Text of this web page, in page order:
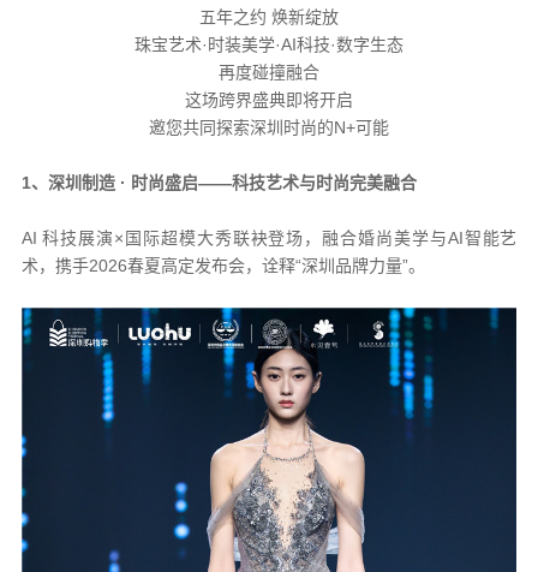
五年之约 焕新绽放
珠宝艺术·时装美学·AI科技·数字生态
再度碰撞融合
这场跨界盛典即将开启
邀您共同探索深圳时尚的N+可能
1、深圳制造 · 时尚盛启——科技艺术与时尚完美融合
AI 科技展演×国际超模大秀联袂登场，融合婚尚美学与AI智能艺
术，携手2026春夏高定发布会，诠释“深圳品牌力量”。